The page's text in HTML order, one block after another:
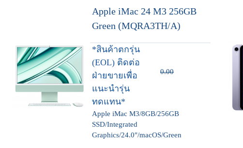
Apple iMac 24 M3 256GB
Green (MQRA3TH/A)
*สินค้าตกรุ่น
(EOL) ติดต่อ
ฝ่ายขายเพื่อ
แนะนำรุ่น
ทดแทน*
0.00
Apple iMac M3/8GB/256GB
SSD/Integrated
Graphics/24.0"/macOS/Green